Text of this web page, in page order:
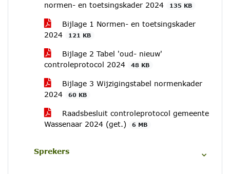
normen- en toetsingskader 2024
135 KB
Bijlage 1 Normen- en toetsingskader
2024
121 KB
Bijlage 2 Tabel 'oud- nieuw'
controleprotocol 2024
48 KB
Bijlage 3 Wijzigingstabel normenkader
2024
60 KB
Raadsbesluit controleprotocol gemeente
Wassenaar 2024 (get.)
6 MB
Sprekers